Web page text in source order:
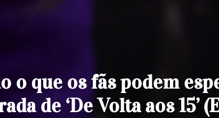
o que os fãs podem
de ‘De Volta aos 15’